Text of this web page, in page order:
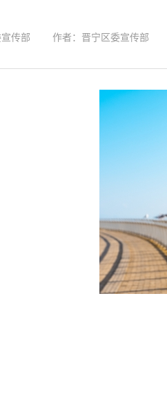
宣传部 作者：晋宁区委宣传部